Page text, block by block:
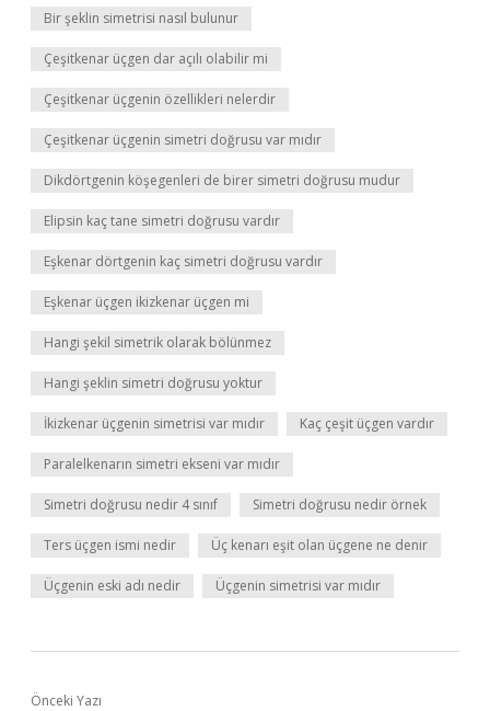
Bir şeklin simetrisi nasıl bulunur
Çeşitkenar üçgen dar açılı olabilir mi
Çeşitkenar üçgenin özellikleri nelerdir
Çeşitkenar üçgenin simetri doğrusu var mıdır
Dikdörtgenin köşegenleri de birer simetri doğrusu mudur
Elipsin kaç tane simetri doğrusu vardır
Eşkenar dörtgenin kaç simetri doğrusu vardır
Eşkenar üçgen ikizkenar üçgen mi
Hangi şekil simetrik olarak bölünmez
Hangi şeklin simetri doğrusu yoktur
İkizkenar üçgenin simetrisi var mıdır Kaç çeşit üçgen vardır
Paralelkenarın simetri ekseni var mıdır
Simetri doğrusu nedir 4 sınıf Simetri doğrusu nedir örnek
Ters üçgen ismi nedir Üç kenarı eşit olan üçgene ne denir
Üçgenin eski adı nedir Üçgenin simetrisi var mıdır
Önceki Yazı